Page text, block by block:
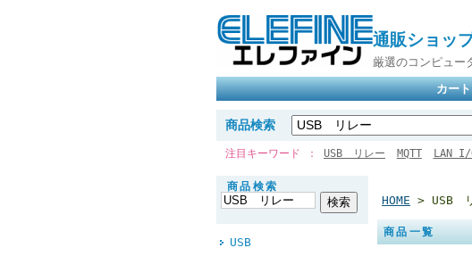
通販ショッ
厳選のコンピュー
カー
商品検索
注目キーワード USB リレー MQTT LAN I/
商品検索
USB
HOME > USB
商品一覧